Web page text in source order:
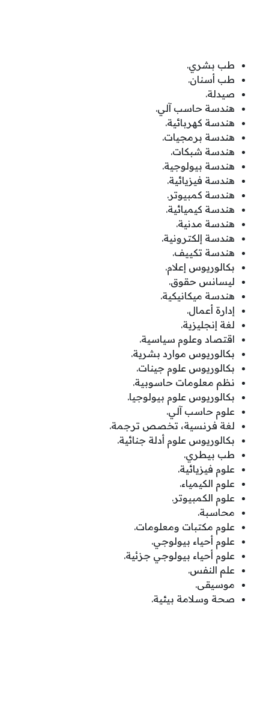
طب بشري.
طب أسنان.
صيدلة.
هندسة حاسب آلي.
هندسة كهربائية.
هندسة برمجيات.
هندسة شبكات.
هندسة بيولوجية.
هندسة فيزيائية.
هندسة كمبيوتر.
هندسة كيميائية.
هندسة مدنية.
هندسة إلكترونية.
هندسة تكييف.
بكالوريوس إعلام.
ليسانس حقوق.
هندسة ميكانيكية.
إدارة أعمال.
لغة إنجليزية.
اقتصاد وعلوم سياسية.
بكالوريوس موارد بشرية.
بكالوريوس علوم جينات.
نظم معلومات حاسوبية.
بكالوريوس علوم بيولوجيا.
علوم حاسب آلي.
لغة فرنسية، تخصص ترجمة.
بكالوريوس علوم أدلة جنائية.
طب بيطري.
علوم فيزيائية.
علوم الكيمياء.
علوم الكمبيوتر.
محاسبة.
علوم مكتبات ومعلومات.
علوم أحياء بيولوجي.
علوم أحياء بيولوجي جزئية.
علم النفس.
موسيقى.
صحة وسلامة بيئية.